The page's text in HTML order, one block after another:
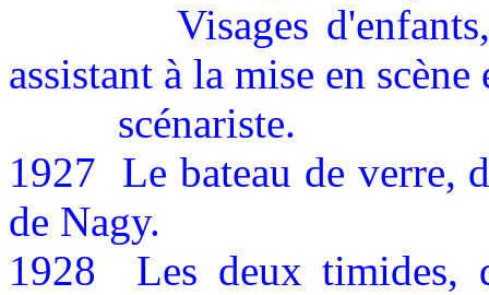
Visages
assistant à la mise en scène
scénariste.
1927
Le bateau de verre,
de Nagy.
1928
Les deux timides,